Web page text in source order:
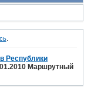
.
Республики
Маршрутный